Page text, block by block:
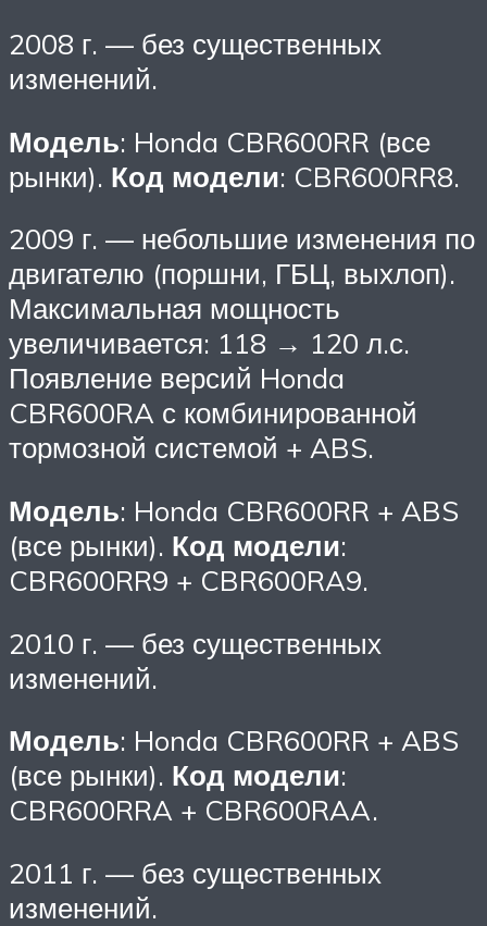
2008 г. — без существенных
изменений.
Модель: Honda CBR600RR (все
рынки). Код модели: CBR600RR8.
2009 г. — небольшие изменения по
двигателю (поршни, ГБЦ, выхлоп).
Максимальная мощность
увеличивается: 118 → 120 л.с.
Появление версий Honda
CBR600RA с комбинированной
тормозной системой + ABS.
Модель: Honda CBR600RR + ABS
(все рынки). Код модели:
CBR600RR9 + CBR600RA9.
2010 г. — без существенных
изменений.
Модель: Honda CBR600RR + ABS
(все рынки). Код модели:
CBR600RRA + CBR600RAA.
2011 г. — без существенных
изменений.